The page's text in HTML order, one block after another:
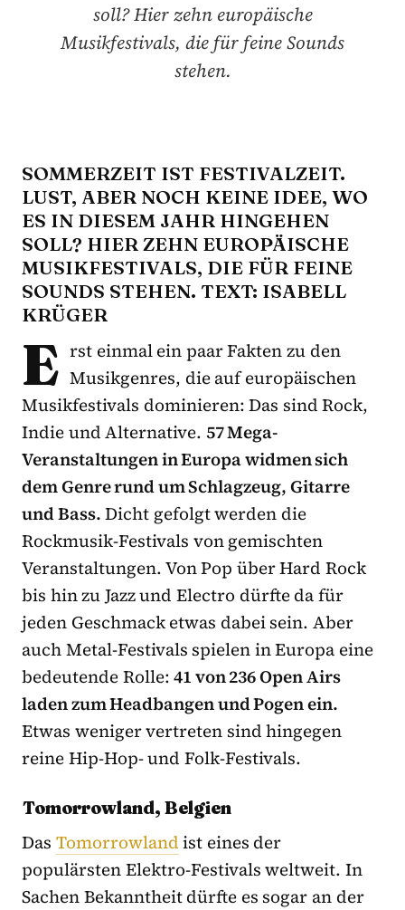
soll? Hier zehn europäische
Musikfestivals, die für feine Sounds
stehen.
SOMMERZEIT IST FESTIVALZEIT.
LUST, ABER NOCH KEINE IDEE, WO
ES IN DIESEM JAHR HINGEHEN
SOLL? HIER ZEHN EUROPÄISCHE
MUSIKFESTIVALS, DIE FÜR FEINE
SOUNDS STEHEN. TEXT: ISABELL
KRÜGER
E rst einmal ein paar Fakten zu den
Musikgenres, die auf europäischen
Musikfestivals dominieren: Das sind Rock,
Indie und Alternative. 57 Mega-
Veranstaltungen in Europa widmen sich
dem Genre rund um Schlagzeug, Gitarre
und Bass.Dicht gefolgt werden die
Rockmusik-Festivals von gemischten
Veranstaltungen. Von Pop über Hard Rock
bis hin zu Jazz und Electro dürfte da für
jeden Geschmack etwas dabei sein. Aber
auch Metal-Festivals spielen in Europa eine
bedeutende Rolle:41 von 236 Open Airs
laden zum Headbangen und Pogen ein.
Etwas weniger vertreten sind hingegen
reine Hip-Hop- und Folk-Festivals.
Tomorrowland, Belgien
Das Tomorrowlandist eines der
populärsten Elektro-Festivals weltweit. In
Sachen Bekanntheit dürfte es sogar an der